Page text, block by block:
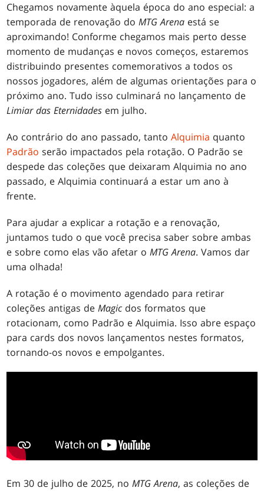
Chegamos novamente àquela época do ano especial: a
temporada de renovação doMTG Arena está se
aproximando! Conforme chegamos mais perto desse
momento de mudanças e novos começos, estaremos
distribuindo presentes comemorativos a todos os
nossos jogadores, além de algumas orientações para o
próximo ano. Tudo isso culminará no lançamento de
Limiar das Eternidades em julho.
Ao contrário do ano passado, tantoAlquimia quanto
Padrão serão impactados pela rotação. O Padrão se
despede das coleções que deixaram Alquimia no ano
passado, e Alquimia continuará a estar um ano à
frente.
Para ajudar a explicar a rotação e a renovação,
juntamos tudo o que você precisa saber sobre ambas
e sobre como elas vão afetar oMTG Arena. Vamos dar
uma olhada!
A rotação é o movimento agendado para retirar
coleções antigas deMagic dos formatos que
rotacionam, como Padrão e Alquimia. Isso abre espaço
para cards dos novos lançamentos nestes formatos,
tornando-os novos e empolgantes.
Em 30 de julho de 2025, noMTG Arena, as coleções de